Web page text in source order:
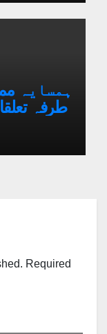
ہمسایہ
طرفہ
Required